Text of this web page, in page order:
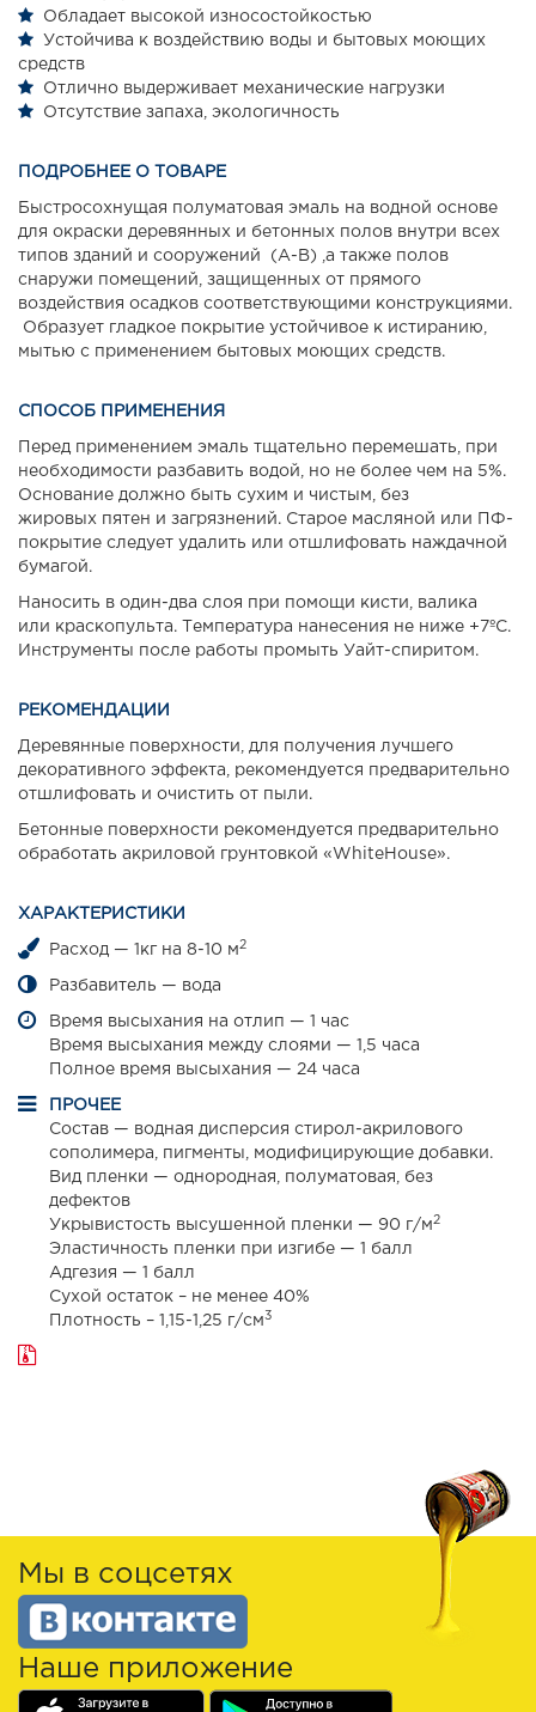
Обладает высокой износостойкостью
Устойчива к воздействию воды и бытовых моющих
средств
Отлично выдерживает механические нагрузки
Отсутствие запаха, экологичность
ПОДРОБНЕЕ О ТОВАРЕ
Быстросохнущая полуматовая эмаль на водной основе
для окраски деревянных и бетонных полов внутри всех
типов зданий и сооружений (А-В) ,а также полов
снаружи помещений, защищенных от прямого
воздействия осадков соответствующими конструкциями.
Образует гладкое покрытие устойчивое к истиранию,
мытью с применением бытовых моющих средств.
СПОСОБ ПРИМЕНЕНИЯ
Перед применением эмаль тщательно перемешать, при
необходимости разбавить водой, но не более чем на 5%.
Основание должно быть сухим и чистым, без
жировых пятен и загрязнений. Старое масляной или ПФ-
покрытие следует удалить или отшлифовать наждачной
бумагой.
Наносить в один-два слоя при помощи кисти, валика
или краскопульта. Температура нанесения не ниже +7ºС.
Инструменты после работы промыть Уайт-спиритом.
РЕКОМЕНДАЦИИ
Деревянные поверхности, для получения лучшего
декоративного эффекта, рекомендуется предварительно
отшлифовать и очистить от пыли.
Бетонные поверхности рекомендуется предварительно
обработать акриловой грунтовкой «WhiteHouse».
ХАРАКТЕРИСТИКИ
Расход — 1кг на 8-10 м 2
Разбавитель — вода
Время высыхания на отлип — 1 час
Время высыхания между слоями — 1,5 часа
Полное время высыхания — 24 часа
ПРОЧЕЕ
Состав — водная дисперсия стирол-акрилового
сополимера, пигменты, модифицирующие добавки.
Вид пленки — однородная, полуматовая, без
дефектов
Укрывистость высушенной пленки — 90 г/м 2
Эластичность пленки при изгибе — 1 балл
Адгезия — 1 балл
Сухой остаток – не менее 40%
Плотность – 1,15-1,25 г/см 3
Мы в соцсетях
Наше приложение